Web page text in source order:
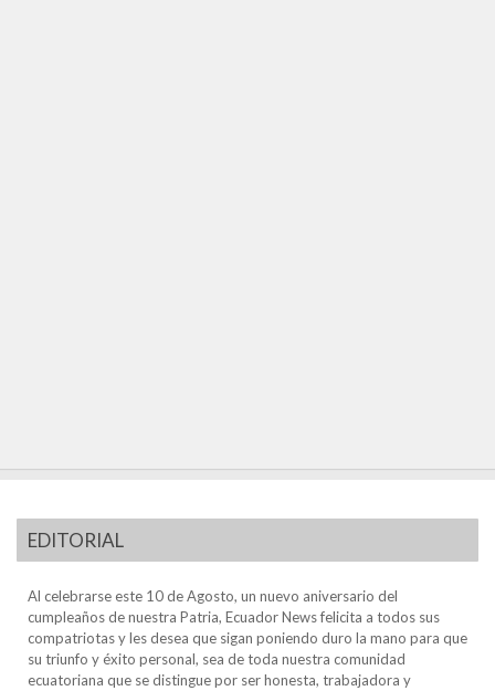
EDITORIAL
Al celebrarse este 10 de Agosto, un nuevo aniversario del
cumpleaños de nuestra Patria, Ecuador News felicita a todos sus
compatriotas y les desea que sigan poniendo duro la mano para que
su triunfo y éxito personal, sea de toda nuestra comunidad
ecuatoriana que se distingue por ser honesta, trabajadora y